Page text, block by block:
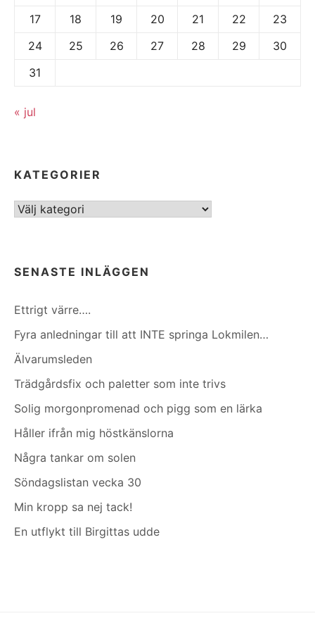
17
18 19 20 21 22
23
24
25 26 27 28 29
30
31
« jul
KATEGORIER
Kategorier
SENASTE INLÄGGEN
Ettrigt värre….
Fyra anledningar till att INTE springa Lokmilen…
Älvarumsleden
Trädgårdsfix och paletter som inte trivs
Solig morgonpromenad och pigg som en lärka
Håller ifrån mig höstkänslorna
Några tankar om solen
Söndagslistan vecka 30
Min kropp sa nej tack!
En utflykt till Birgittas udde